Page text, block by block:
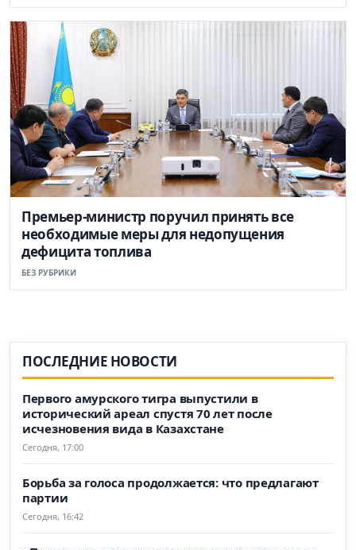
Премьер-министр поручил принять все
необходимые меры для недопущения
дефицита топлива
БЕЗ РУБРИКИ
ПОСЛЕДНИЕ НОВОСТИ
Первого амурского тигра выпустили в
исторический ареал спустя 70 лет после
исчезновения вида в Казахстане
Сегодня, 17:00
Борьба за голоса продолжается: что предлагают
партии
Сегодня, 16:42